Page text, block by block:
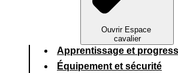
Ouvrir Espace
cavalier
Apprentissage et
Équipement et sécurité